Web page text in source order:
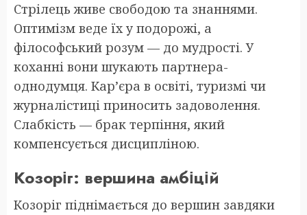
Стрілець живе свободою та знаннями.
Оптимізм веде їх у подорожі, а
філософський розум — до мудрості. У
коханні вони шукають партнера-
однодумця. Кар’єра в освіті, туризмі чи
журналістиці приносить задоволення.
Слабкість — брак терпіння, який
компенсується дисципліною.
Козоріг: вершина амбіцій
Козоріг піднімається до вершин завдяки